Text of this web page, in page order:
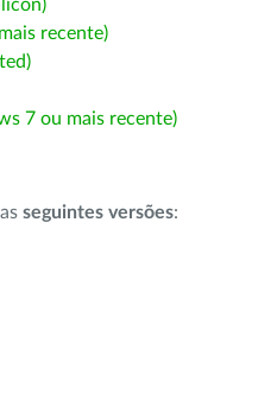
recente)
7 ou mais recente)
seguintes versões: